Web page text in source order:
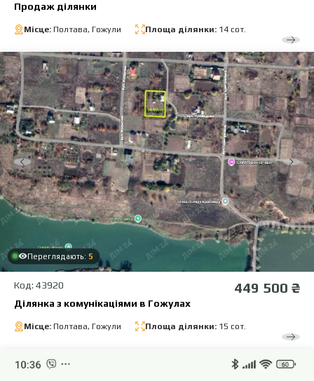
Продаж ділянки
Місце: Полтава, Гожули Площа ділянки: 14 сот.
Переглядають: 5
Код: 43920 449 500 ₴
Ділянка з комунікаціями в Гожулах
Місце: Полтава, Гожули Площа ділянки: 15 сот.